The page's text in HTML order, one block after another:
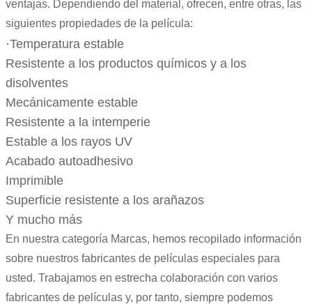
ventajas. Dependiendo del material, ofrecen, entre otras, las
siguientes propiedades de la película:
·Temperatura estable
Resistente a los productos químicos y a los
disolventes
Mecánicamente estable
Resistente a la intemperie
Estable a los rayos UV
Acabado autoadhesivo
Imprimible
Superficie resistente a los arañazos
Y mucho más
En nuestra categoría Marcas, hemos recopilado información
sobre nuestros fabricantes de películas especiales para
usted. Trabajamos en estrecha colaboración con varios
fabricantes de películas y, por tanto, siempre podemos